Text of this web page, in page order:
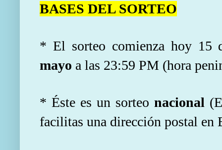
BASES DEL SORTEO
* El sorteo comienza hoy 15
mayo a las 23:59 PM (hora
* Éste es un sorteo nacional
facilitas una dirección postal en